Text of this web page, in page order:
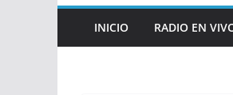
INICIO RADIO EN